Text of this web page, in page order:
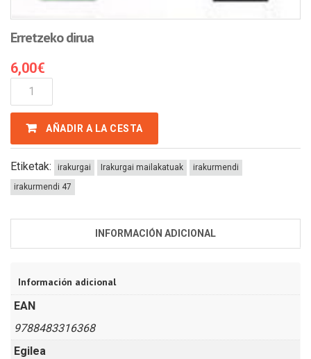
Erretzeko dirua
6,00€
Erretzeko
Dirua
AÑADIR A LA CESTA
Etiketak: irakurgai Irakurgai mailakatuak
irakurmendi
irakurmendi 47
INFORMACIÓN ADICIONAL
Información adicional
EAN
9788483316368
Egilea